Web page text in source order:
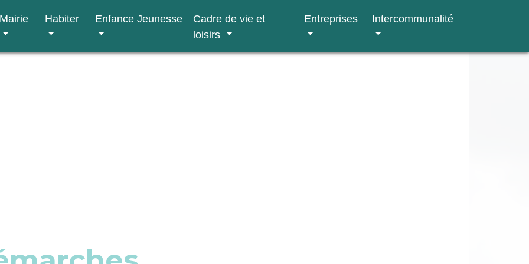
Mairie Habiter Enfance Jeunesse
Cadre de vie et
loisirs
Entreprises Intercommunalité